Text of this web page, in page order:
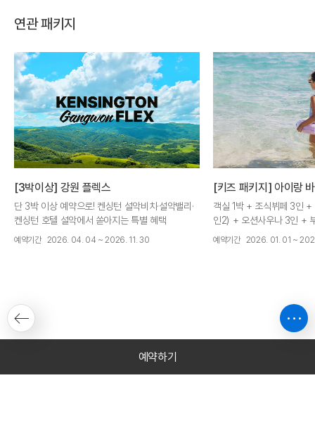
연관 패키지
[3박이상] 강원 플렉스
단 3박 이상 예약으로! 켄싱턴 설악비치·설악밸리·
켄싱턴 호텔 설악에서 쏟아지는 특별 혜택
[3박 이상] 객실 20% 할인(1박당 79,200원) + 6
예약기간 2026. 04. 04 ~ 2026. 11. 30
[키즈 패키지] 아이랑
객실 1박 + 조식뷔페 3인 +
인2) + 오션사우나 3인 +
기프트
예약기간 2026. 01. 01 ~
예약하기